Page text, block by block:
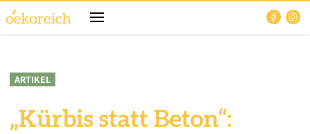
ARTIKEL
„Kürbis statt Beton“: